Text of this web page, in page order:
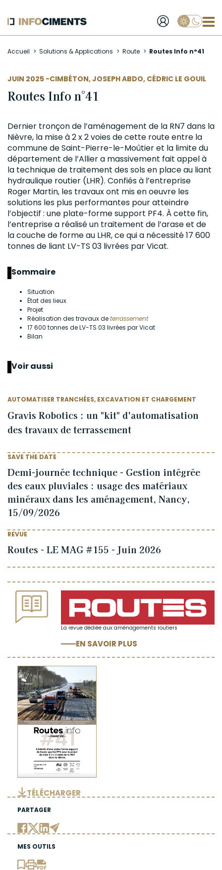
au
principal
Accueil Solutions & Applications Route Routes Info n°41
La revue dédiée aux aménagements routiers
EN SAVOIR PLUS
TÉLÉCHARGER
PARTAGER
MES OUTILS
JUIN 2025 -
AUTEUR CIMBÉTON,JOSEPH ABDO, CÉDRIC LE GOUIL
Routes Info n°41
Dernier tronçon de l’aménagement de la RN7 dans la
Nièvre, la mise à 2 x 2 voies de cette route entre la
commune de Saint-Pierre-le-Moûtier et la limite du
département de l’Allier a massivement fait appel à
la technique de traitement des sols en place au liant
hydraulique routier (LHR). Confiés à l’entreprise
Roger Martin, les travaux ont mis en oeuvre les
solutions les plus performantes pour atteindre
l’objectif : une plate-forme support PF4. À cette fin,
l’entreprise a réalisé un traitement de l’arase et de
la couche de forme au LHR, ce qui a nécessité 17 600
tonnes de liant LV-TS 03 livrées par Vicat.
Sommaire
Situation
État des lieux
Projet
Réalisation des travaux deterrassement
17 600 tonnes de LV-TS 03 livrées par Vicat
Bilan
Voir aussi
AUTOMATISER TRANCHÉES, EXCAVATION ET CHARGEMENT
Gravis Robotics : un "kit" d'automatisation
des travaux de terrassement
SAVE THE DATE
Demi-journée technique - Gestion intégrée
des eaux pluviales : usage des matériaux
minéraux dans les aménagement, Nancy,
15/09/2026
REVUE
Routes - LE MAG #155 - Juin 2026